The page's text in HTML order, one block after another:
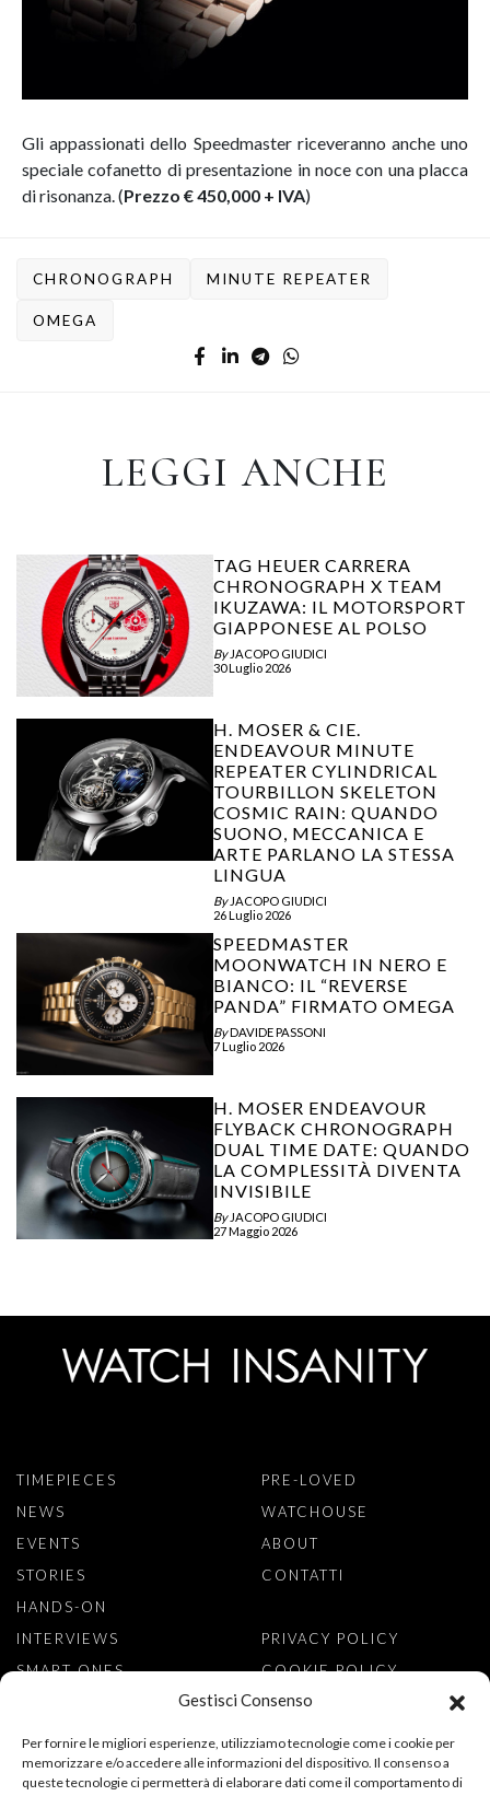
Gestisci Consenso
Per fornire le migliori esperienze, utilizziamo tecnologie come i cookie per
memorizzare e/o accedere alle informazioni del dispositivo. Il consenso a
queste tecnologie ci permetterà di elaborare dati come il comportamento di
Gli appassionati dello Speedmaster riceveranno anche uno
speciale cofanetto di presentazione in noce con una placca
di risonanza. (Prezzo € 450,000 + IVA)
CHRONOGRAPH MINUTE REPEATER
OMEGA
LEGGI ANCHE
TAG HEUER CARRERA
CHRONOGRAPH X TEAM
IKUZAWA: IL MOTORSPORT
GIAPPONESE AL POLSO
By JACOPO GIUDICI
30 Luglio 2026
H. MOSER & CIE.
ENDEAVOUR MINUTE
REPEATER CYLINDRICAL
TOURBILLON SKELETON
COSMIC RAIN: QUANDO
SUONO, MECCANICA E
ARTE PARLANO LA STESSA
LINGUA
By JACOPO GIUDICI
26 Luglio 2026
SPEEDMASTER
MOONWATCH IN NERO E
BIANCO: IL “REVERSE
PANDA” FIRMATO OMEGA
ByDAVIDE PASSONI
7 Luglio 2026
H. MOSER ENDEAVOUR
FLYBACK CHRONOGRAPH
DUAL TIME DATE: QUANDO
LA COMPLESSITÀ DIVENTA
INVISIBILE
By JACOPO GIUDICI
27 Maggio 2026
TIMEPIECES
NEWS
EVENTS
STORIES
HANDS-ON
INTERVIEWS
SMART ONES
PRE-LOVED
WATCHOUSE
ABOUT
CONTATTI
PRIVACY POLICY
COOKIE POLICY
ISCRIVITI ALLA NEWSLETTER